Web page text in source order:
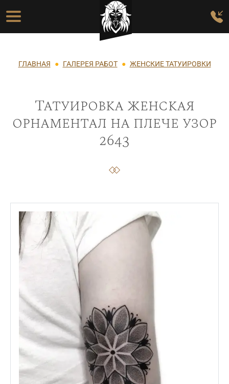
Перейти к основному содержанию
Основная навигация
Строка навигации
ГЛАВНАЯ ГАЛЕРЕЯ РАБОТ ЖЕНСКИЕ ТАТУИРОВКИ
Татуировка женская
орнаментал на плече узор
2643